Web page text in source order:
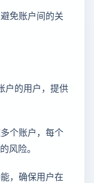
免账户间的关
户的用户，提供
个账户，每个
风险。
，确保用户在